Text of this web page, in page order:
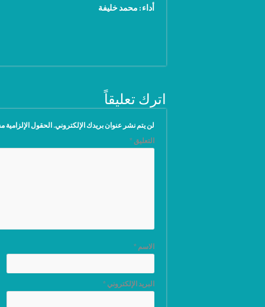
أداء : محمد خليفة
اترك تعليقاً
لن يتم نشر عنوان بريدك الإلكتروني.الحقول الإلزامية
التعليق*
الاسم*
البريد الإلكتروني*